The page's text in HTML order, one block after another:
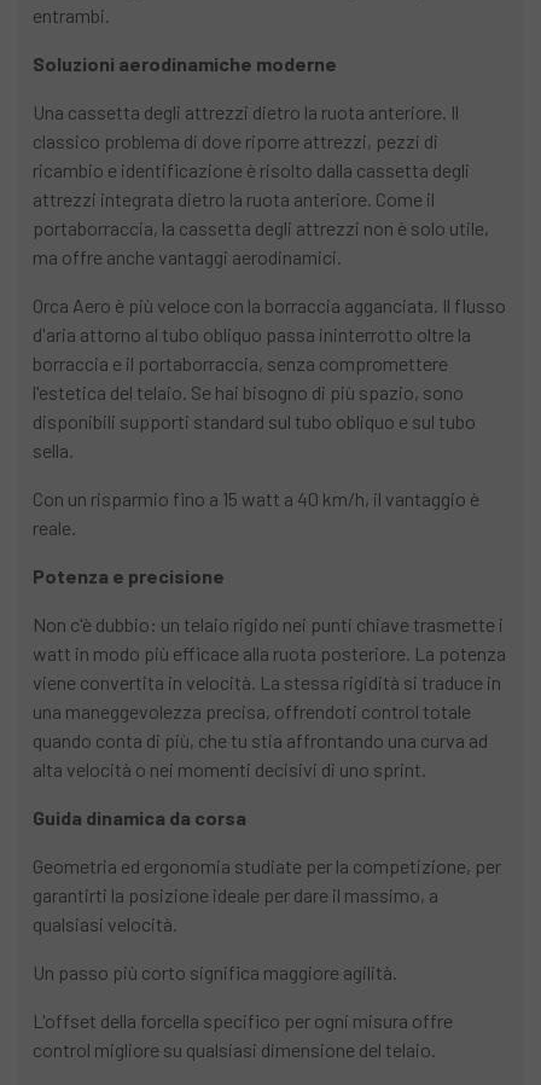
entrambi.
Soluzioni aerodinamiche moderne
Una cassetta degli attrezzi dietro la ruota anteriore. Il
classico problema di dove riporre attrezzi, pezzi di
ricambio e identificazione è risolto dalla cassetta degli
attrezzi integrata dietro la ruota anteriore. Come il
portaborraccia, la cassetta degli attrezzi non è solo utile,
ma offre anche vantaggi aerodinamici.
Orca Aero è più veloce con la borraccia agganciata. Il flusso
d'aria attorno al tubo obliquo passa ininterrotto oltre la
borraccia e il portaborraccia, senza compromettere
l'estetica del telaio. Se hai bisogno di più spazio, sono
disponibili supporti standard sul tubo obliquo e sul tubo
sella.
Con un risparmio fino a 15 watt a 40 km/h, il vantaggio è
reale.
Potenza e precisione
Non c'è dubbio: un telaio rigido nei punti chiave trasmette i
watt in modo più efficace alla ruota posteriore. La potenza
viene convertita in velocità. La stessa rigidità si traduce in
una maneggevolezza precisa, offrendoti control totale
quando conta di più, che tu stia affrontando una curva ad
alta velocità o nei momenti decisivi di uno sprint.
Guida dinamica da corsa
Geometria ed ergonomia studiate per la competizione, per
garantirti la posizione ideale per dare il massimo, a
qualsiasi velocità.
Un passo più corto significa maggiore agilità.
L'offset della forcella specifico per ogni misura offre
control migliore su qualsiasi dimensione del telaio.